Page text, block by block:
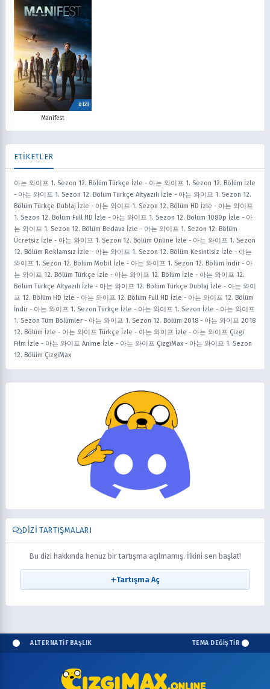
DİZİ
Manifest
ETİKETLER
아는 와이프 1. Sezon 12. Bölüm Türkçe İzle - 아는 와이프 1. Sezon 12. Bölüm İzle
- 아는 와이프 1. Sezon 12. Bölüm Türkçe Altyazılı İzle - 아는 와이프 1. Sezon 12.
Bölüm Türkçe Dublaj İzle - 아는 와이프 1. Sezon 12. Bölüm HD İzle - 아는 와이프
1. Sezon 12. Bölüm Full HD İzle - 아는 와이프 1. Sezon 12. Bölüm 1080p İzle - 아
는 와이프 1. Sezon 12. Bölüm Bedava İzle - 아는 와이프 1. Sezon 12. Bölüm
Ücretsiz İzle - 아는 와이프 1. Sezon 12. Bölüm Online İzle - 아는 와이프 1. Sezon
12. Bölüm Reklamsız İzle - 아는 와이프 1. Sezon 12. Bölüm Kesintisiz İzle - 아는
와이프 1. Sezon 12. Bölüm Mobil İzle - 아는 와이프 1. Sezon 12. Bölüm İndir - 아
는 와이프 12. Bölüm Türkçe İzle - 아는 와이프 12. Bölüm İzle - 아는 와이프 12.
Bölüm Türkçe Altyazılı İzle - 아는 와이프 12. Bölüm Türkçe Dublaj İzle - 아는 와이
프 12. Bölüm HD İzle - 아는 와이프 12. Bölüm Full HD İzle - 아는 와이프 12. Bölüm
İndir - 아는 와이프 1. Sezon Türkçe İzle - 아는 와이프 1. Sezon İzle - 아는 와이프
1. Sezon Tüm Bölümler - 아는 와이프 1. Sezon 12. Bölüm 2018 - 아는 와이프 2018
12. Bölüm İzle - 아는 와이프 Türkçe İzle - 아는 와이프 İzle - 아는 와이프 Çizgi
Film İzle - 아는 와이프 Anime İzle - 아는 와이프 ÇizgiMax - 아는 와이프 1. Sezon
12. Bölüm ÇizgiMax
DIZI TARTIŞMALARI
Bu dizi hakkında henüz bir tartışma açılmamış. İlkini sen başlat!
Tartışma Aç
ALTERNATİF BAŞLIK TEMA DEĞİŞTİR